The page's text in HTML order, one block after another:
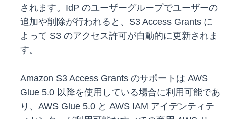
されます。IdP のユーザーグループでユーザーの
追加や削除が行われると、S3 Access Grants に
よって S3 のアクセス許可が自動的に更新されま
す。
Amazon S3 Access Grants のサポートは AWS
Glue 5.0 以降を使用している場合に利用可能であ
り、AWS Glue 5.0 と AWS IAM アイデンティテ